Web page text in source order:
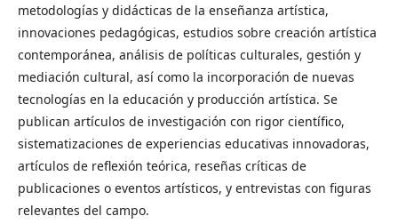
metodologías y didácticas de la enseñanza artística,
innovaciones pedagógicas, estudios sobre creación artística
contemporánea, análisis de políticas culturales, gestión y
mediación cultural, así como la incorporación de nuevas
tecnologías en la educación y producción artística. Se
publican artículos de investigación con rigor científico,
sistematizaciones de experiencias educativas innovadoras,
artículos de reflexión teórica, reseñas críticas de
publicaciones o eventos artísticos, y entrevistas con figuras
relevantes del campo.